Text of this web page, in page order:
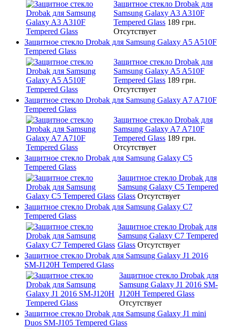
Защитное стекло Drobak для
Samsung Galaxy A3 A310F
Tempered Glass 189 грн.
Отсутствует
Защитное стекло Drobak для Samsung Galaxy A5 A510F
Tempered Glass
Защитное стекло Drobak для
Samsung Galaxy A5 A510F
Tempered Glass 189 грн.
Отсутствует
Защитное стекло Drobak для Samsung Galaxy A7 A710F
Tempered Glass
Защитное стекло Drobak для
Samsung Galaxy A7 A710F
Tempered Glass 189 грн.
Отсутствует
Защитное стекло Drobak для Samsung Galaxy C5
Tempered Glass
Защитное стекло Drobak для
Samsung Galaxy C5 Tempered
Glass Отсутствует
Защитное стекло Drobak для Samsung Galaxy C7
Tempered Glass
Защитное стекло Drobak для
Samsung Galaxy C7 Tempered
Glass Отсутствует
Защитное стекло Drobak для Samsung Galaxy J1 2016
SM-J120H Tempered Glass
Защитное стекло Drobak для
Samsung Galaxy J1 2016 SM-
J120H Tempered Glass
Отсутствует
Защитное стекло Drobak для Samsung Galaxy J1 mini
Duos SM-J105 Tempered Glass